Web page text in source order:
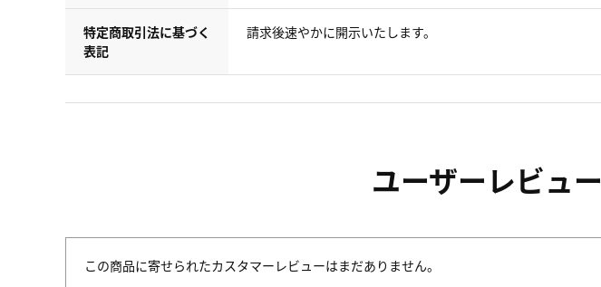
特定商取引法に基づく
表記
請求後速やかに開示いたします。
ユーザーレビュー
この商品に寄せられたカスタマーレビューはまだありません。